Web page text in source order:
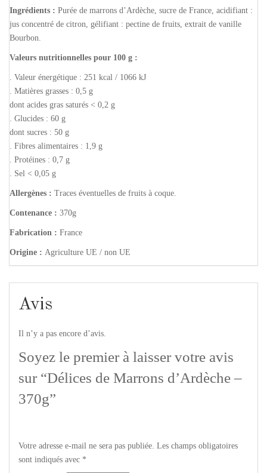
Ingrédients : Purée de marrons d’Ardèche, sucre de France, acidifiant :
jus concentré de citron, gélifiant : pectine de fruits, extrait de vanille
Bourbon.
Valeurs nutritionnelles pour 100 g :
. Valeur énergétique : 251 kcal / 1066 kJ
. Matières grasses : 0,5 g
dont acides gras saturés < 0,2 g
. Glucides : 60 g
dont sucres : 50 g
. Fibres alimentaires : 1,9 g
. Protéines : 0,7 g
. Sel < 0,05 g
Allergènes : Traces éventuelles de fruits à coque.
Contenance : 370g
Fabrication : France
Origine : Agriculture UE / non UE
Avis
Il n’y a pas encore d’avis.
Soyez le premier à laisser votre avis
sur “Délices de Marrons d’Ardèche –
370g”
Votre adresse e-mail ne sera pas publiée. Les champs obligatoires
sont indiqués avec *